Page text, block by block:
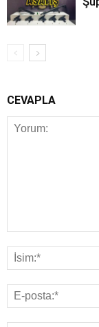
CEVAPLA